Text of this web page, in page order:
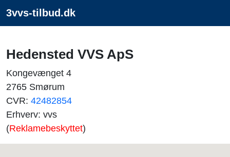
3vvs-tilbud.dk
Hedensted VVS ApS
Kongevænget 4
2765 Smørum
CVR: 42482854
Erhverv: vvs
(Reklamebeskyttet)